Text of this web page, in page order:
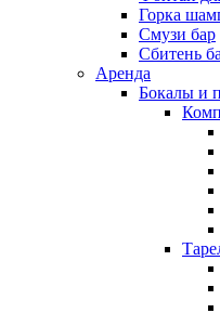
Горка
Смузи бар
Сбитень
Аренда
Бокалы и